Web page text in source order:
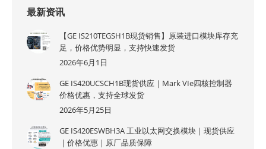
最新资讯
【GE IS210TEGSH1B现货销售】原装进口模块库存充
足，价格优势明显，支持快速发货
2026年6月1日
GE IS420UCSCH1B现货供应｜Mark VIe四核控制器
价格优惠，支持全球发货
2026年5月25日
GE IS420ESWBH3A 工业以太网交换模块｜现货供应
｜价格优惠｜原厂品质保障